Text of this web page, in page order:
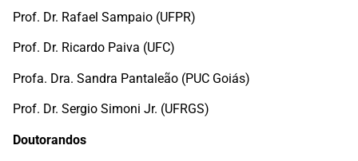
Prof. Dr. Rafael Sampaio (UFPR)
Prof. Dr. Ricardo Paiva (UFC)
Profa. Dra. Sandra Pantaleão (PUC Goiás)
Prof. Dr. Sergio Simoni Jr. (UFRGS)
Doutorandos